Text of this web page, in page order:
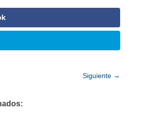
Siguiente →